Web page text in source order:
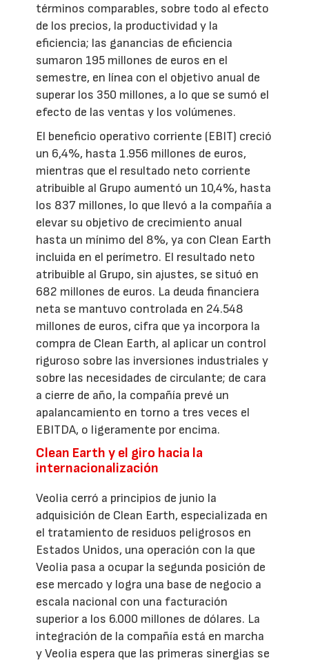
términos comparables, sobre todo al efecto
de los precios, la productividad y la
eficiencia; las ganancias de eficiencia
sumaron 195 millones de euros en el
semestre, en línea con el objetivo anual de
superar los 350 millones, a lo que se sumó el
efecto de las ventas y los volúmenes.
El beneficio operativo corriente (EBIT) creció
un 6,4%, hasta 1.956 millones de euros,
mientras que el resultado neto corriente
atribuible al Grupo aumentó un 10,4%, hasta
los 837 millones, lo que llevó a la compañía a
elevar su objetivo de crecimiento anual
hasta un mínimo del 8%, ya con Clean Earth
incluida en el perímetro. El resultado neto
atribuible al Grupo, sin ajustes, se situó en
682 millones de euros. La deuda financiera
neta se mantuvo controlada en 24.548
millones de euros, cifra que ya incorpora la
compra de Clean Earth, al aplicar un control
riguroso sobre las inversiones industriales y
sobre las necesidades de circulante; de cara
a cierre de año, la compañía prevé un
apalancamiento en torno a tres veces el
EBITDA, o ligeramente por encima.
Clean Earth y el giro hacia la
internacionalización
Veolia cerró a principios de junio la
adquisición de Clean Earth, especializada en
el tratamiento de residuos peligrosos en
Estados Unidos, una operación con la que
Veolia pasa a ocupar la segunda posición de
ese mercado y logra una base de negocio a
escala nacional con una facturación
superior a los 6.000 millones de dólares. La
integración de la compañía está en marcha
y Veolia espera que las primeras sinergias se